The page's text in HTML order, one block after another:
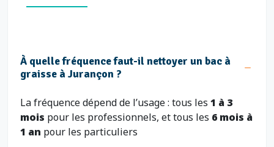
À quelle fréquence faut-il nettoyer un bac à
graisse à Jurançon ?
La fréquence dépend de l’usage : tous les 1 à 3
mois pour les professionnels, et tous les 6 mois à
1 an pour les particuliers